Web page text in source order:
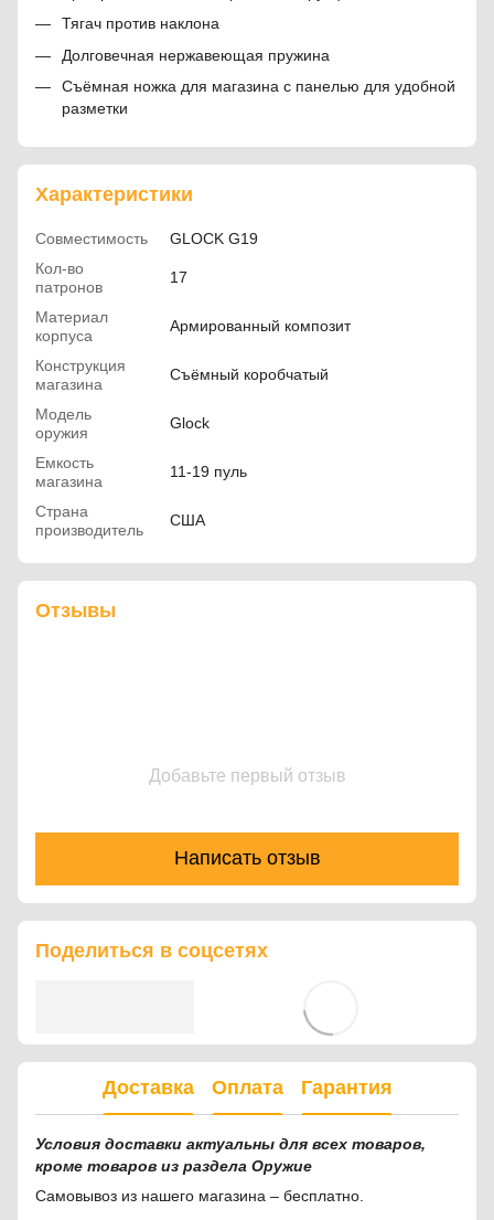
Тягач против наклона
Долговечная нержавеющая пружина
Съёмная ножка для магазина с панелью для удобной
разметки
Характеристики
Совместимость
GLOCK G19
Кол-во
патронов
17
Материал
корпуса
Армированный композит
Конструкция
магазина
Съёмный коробчатый
Модель
оружия
Glock
Емкость
магазина
11-19 пуль
Страна
производитель
США
Отзывы
Добавьте первый отзыв
Написать отзыв
Поделиться в соцсетях
Доставка Оплата Гарантия
Условия доставки актуальны для всех товаров,
кроме товаров из раздела Оружие
Самовывоз из нашего магазина – бесплатно.